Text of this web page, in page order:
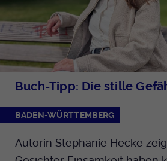
Buch-Tipp: Die stille
BADEN-WÜRTTEMBERG
Autorin Stephanie Hecke